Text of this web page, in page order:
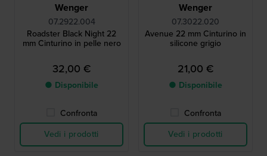
Wenger
07.2922.004
Roadster Black Night 22
mm Cinturino in pelle nero
32,00 €
● Disponibile
Confronta
Vedi i prodotti
Wenger
07.3022.020
Avenue 22 mm Cinturino in
silicone grigio
21,00 €
● Disponibile
Confronta
Vedi i prodotti